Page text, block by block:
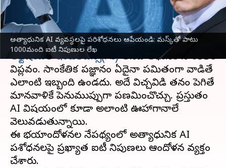
అత్యాధునిక AI వ్యవస్థలపై పరిశోధనలు ఆపేయండి: మస్క్‌తో పాటు
1000మంది ఐటీ నిపుణుల లేఖ
Stalin Mar 30, 2023 02:13 pm
ఈ వార్తాకథనం ఏంటి
ఆర్టిఫిషియల్ ఇంటెలిజెన్స్(AI)అనేది ఆధునిక సాంకేతిక
విప్లవం. సాంకేతిక పరిజ్ఞానం ఏదైనా పరిమితంగా వాడితే
ఎలాంటి ఇబ్బంది ఉండదు. అదే విచ్చవిడి తనం పెరిగితే
మానవాళికే పెనుముప్పుగా పరిణమించొచ్చు. ప్రస్తుతం
AI విషయంలో కూడా అలాంటి ఊహాగానాలే
వెలువడుతున్నాయి.
ఈ భయాందోళనల నేపథ్యంలో అత్యాధునిక AI
పరిశోధనలపై ప్రఖ్యాత ఐటీ నిపుణలు ఆందోళన వ్యక్తం